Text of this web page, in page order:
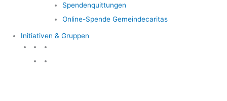
Spendenquittungen
Online-Spende Gemeindecaritas
Initiativen & Gruppen